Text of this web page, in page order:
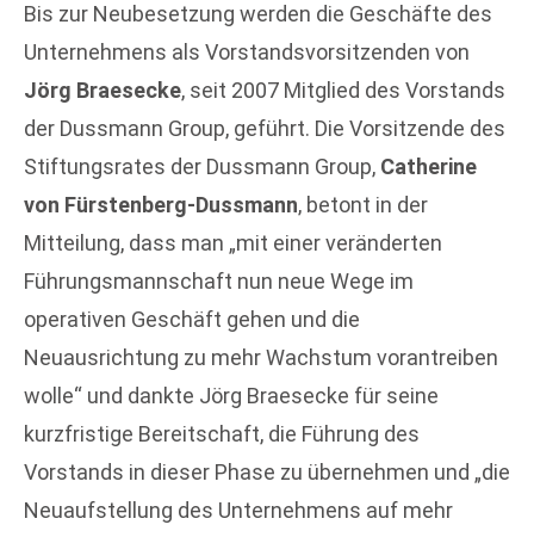
Bis zur Neubesetzung werden die Geschäfte des
Unternehmens als Vorstandsvorsitzenden von
Jörg Braesecke, seit 2007 Mitglied des Vorstands
der Dussmann Group, geführt. Die Vorsitzende des
Stiftungsrates der Dussmann Group, Catherine
von Fürstenberg-Dussmann, betont in der
Mitteilung, dass man „mit einer veränderten
Führungsmannschaft nun neue Wege im
operativen Geschäft gehen und die
Neuausrichtung zu mehr Wachstum vorantreiben
wolle“ und dankte Jörg Braesecke für seine
kurzfristige Bereitschaft, die Führung des
Vorstands in dieser Phase zu übernehmen und „die
Neuaufstellung des Unternehmens auf mehr